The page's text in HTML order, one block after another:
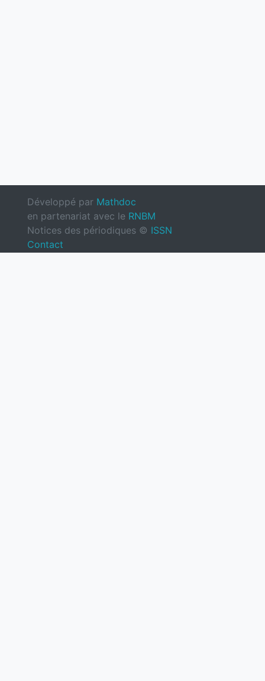
Développé par Mathdoc
en partenariat avec le RNBM
Notices des périodiques © ISSN
Contact